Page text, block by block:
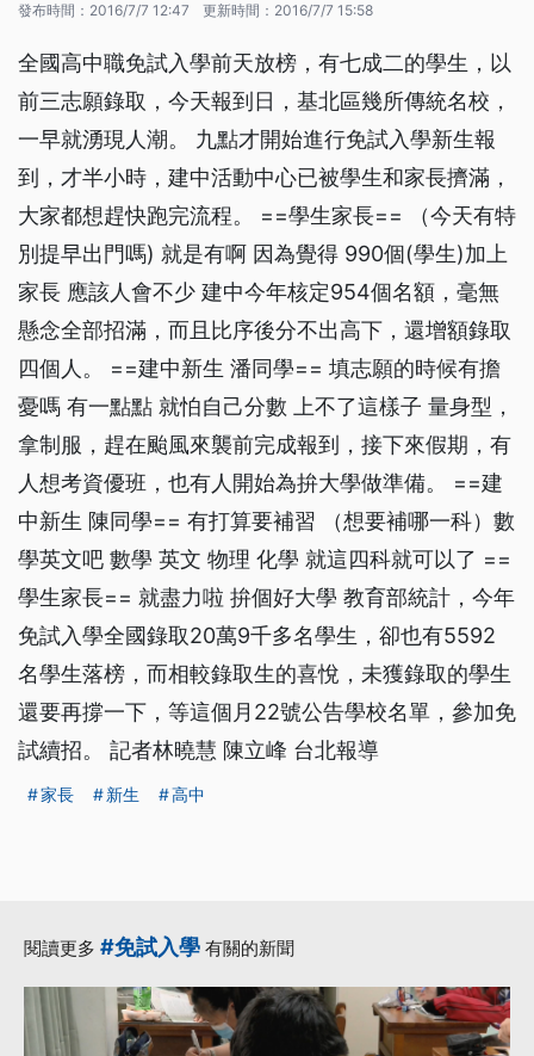
發布時間： 2016/7/7 12:47 更新時間： 2016/7/7 15:58
全國高中職免試入學前天放榜，有七成二的學生，以
前三志願錄取，今天報到日，基北區幾所傳統名校，
一早就湧現人潮。 九點才開始進行免試入學新生報
到，才半小時，建中活動中心已被學生和家長擠滿，
大家都想趕快跑完流程。 ==學生家長== （今天有特
別提早出門嗎) 就是有啊 因為覺得 990個(學生)加上
家長 應該人會不少 建中今年核定954個名額，毫無
懸念全部招滿，而且比序後分不出高下，還增額錄取
四個人。 ==建中新生 潘同學== 填志願的時候有擔
憂嗎 有一點點 就怕自己分數 上不了這樣子 量身型，
拿制服，趕在颱風來襲前完成報到，接下來假期，有
人想考資優班，也有人開始為拚大學做準備。 ==建
中新生 陳同學== 有打算要補習 （想要補哪一科）數
學英文吧 數學 英文 物理 化學 就這四科就可以了 ==
學生家長== 就盡力啦 拚個好大學 教育部統計，今年
免試入學全國錄取20萬9千多名學生，卻也有5592
名學生落榜，而相較錄取生的喜悅，未獲錄取的學生
還要再撐一下，等這個月22號公告學校名單，參加免
試續招。 記者林曉慧 陳立峰 台北報導
家長 新生 高中
閱讀更多 #免試入學 有關的新聞